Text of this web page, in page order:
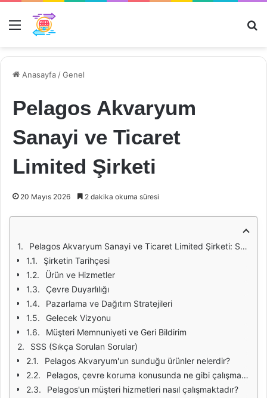
Menü
Anasayfa /Genel
Pelagos Akvaryum
Sanayi ve Ticaret
Limited Şirketi
20 Mayıs 2026 2 dakika okuma süresi
Pelagos Akvaryum Sanayi ve Ticaret Limited Şirketi: Su Altı Dünyasının Kapılarını Aralayan Bir Firma
Şirketin Tarihçesi
Ürün ve Hizmetler
Çevre Duyarlılığı
Pazarlama ve Dağıtım Stratejileri
Gelecek Vizyonu
Müşteri Memnuniyeti ve Geri Bildirim
SSS (Sıkça Sorulan Sorular)
Pelagos Akvaryum'un sunduğu ürünler nelerdir?
Pelagos, çevre koruma konusunda ne gibi çalışmalar yapmaktadır?
Pelagos'un müşteri hizmetleri nasıl çalışmaktadır?